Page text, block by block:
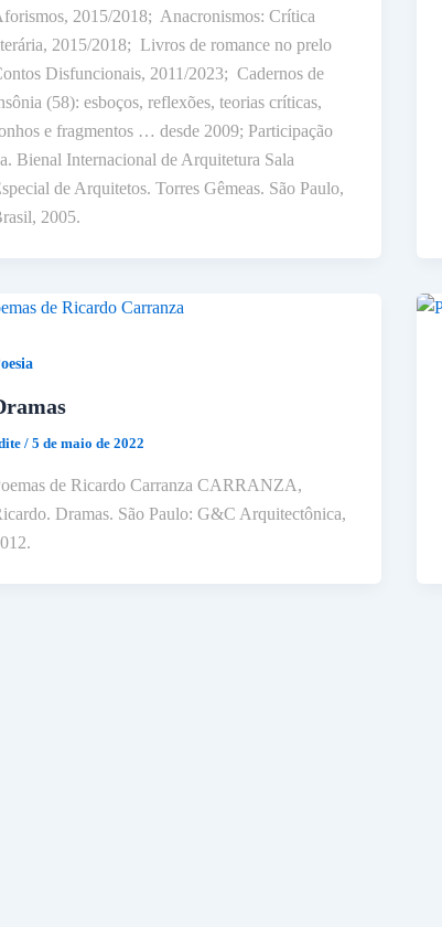
2015/2018; Anacronismos: Crítica
2015/2018; Livros de romance no prelo
Disfuncionais, 2011/2023; Cadernos de
(58): esboços, reflexões, teorias críticas,
e fragmentos … desde 2009; Participação
Bienal Internacional de Arquitetura Sala
de Arquitetos. Torres Gêmeas. São Paulo,
2005.
/ 5 de maio de 2022
de Ricardo Carranza CARRANZA,
Dramas. São Paulo: G&C Arquitectônica,